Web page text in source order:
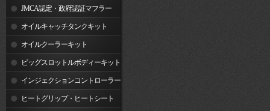
JMCA認定・政府認証マフラー
オイルキャッチタンクキット
オイルクーラーキット
ビッグスロットルボディーキット
インジェクションコントローラー
ヒートグリップ・ヒートシート